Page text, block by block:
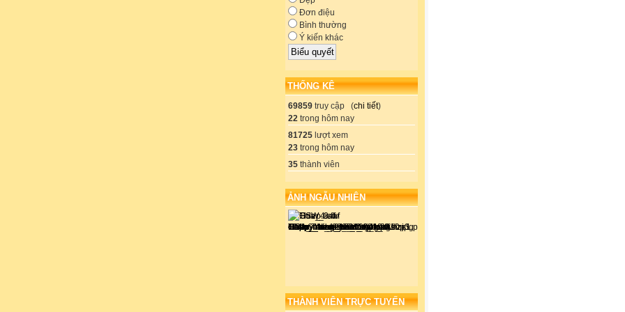
Đơn điệu
Bình thường
Ý kiến khác
THỐNG KÊ
69859 truy cập (chi tiết)
22 trong hôm nay
81725 lượt xem
23 trong hôm nay
35 thành viên
ẢNH NGẪU NHIÊN
THÀNH VIÊN TRỰC TUYẾN